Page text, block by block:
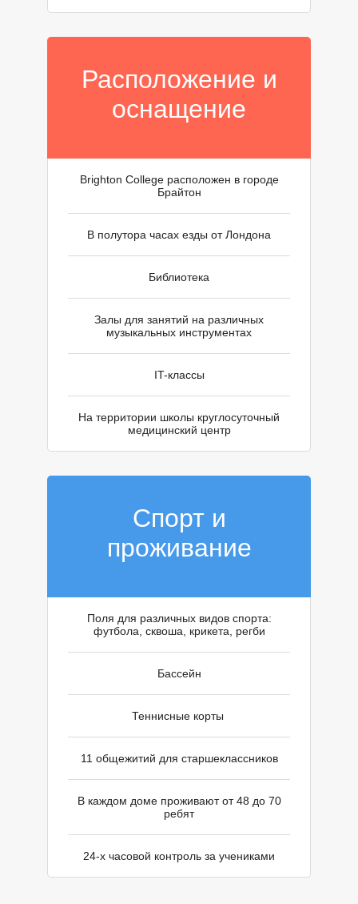
Г
П
Расположение и
оснащение
Brighton College расположен в городе
Брайтон
В полутора часах езды от Лондона
Библиотека
Залы для занятий на различных
музыкальных инструментах
IT-классы
На территории школы круглосуточный
медицинский центр
Спорт и
проживание
Поля для различных видов спорта:
футбола, сквоша, крикета, регби
Бассейн
Теннисные корты
11 общежитий для старшеклассников
В каждом доме проживают от 48 до 70
ребят
24-х часовой контроль за учениками